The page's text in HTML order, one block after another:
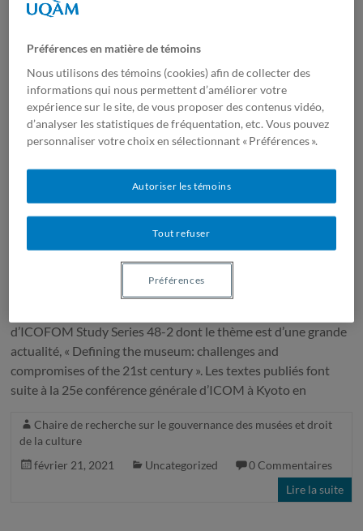
l’ICOM a décidé de reporter le vote sur la définition de musée
Kyoto, l’ICOM-Canada avait mené des réflexions
approfondies sur la définition
Chaire de recherche sur le gouvernance des musées et droit
de la culture
février 24, 2021
Uncategorized
0 Commentaires
Lire la suite
Nouvelle publication ICOFOM
consacrée à la définition du musée
d’ICOFOM Study Series 48-2 dont le thème est d’une grande
actualité, « Defining the museum: challenges and
compromises of the 21st century ». Les textes publiés font
suite à la 25e conférence générale d’ICOM à Kyoto en
Chaire de recherche sur le gouvernance des musées et droit
de la culture
février 21, 2021
Uncategorized
0 Commentaires
Lire la suite
Préférences en matière de témoins
Nous utilisons des témoins (cookies) afin de collecter des
informations qui nous permettent d’améliorer votre
expérience sur le site, de vous proposer des contenus vidéo,
d’analyser les statistiques de fréquentation, etc. Vous pouvez
personnaliser votre choix en sélectionnant « Préférences ».
Tout refuser
Autoriser les témoins
Préférences